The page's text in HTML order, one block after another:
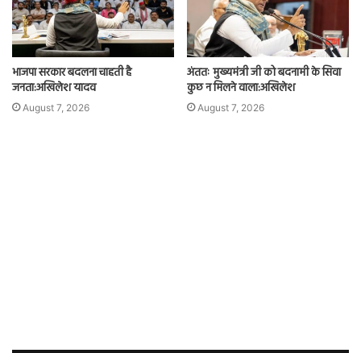
भाजपा सरकार बदलना चाहती है
जनता:अखिलेश यादव
August 7, 2026
अंततः मुख्यमंत्री जी को बदनामी के सिवा
कुछ न मिलने वाला:अखिलेश
August 7, 2026